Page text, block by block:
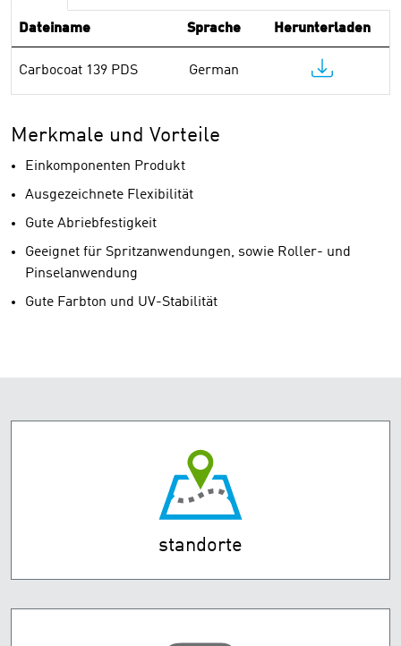
Dateiname Sprache Herunterladen
Carbocoat 139 PDS German
Merkmale und Vorteile
Einkomponenten Produkt
Ausgezeichnete Flexibilität
Gute Abriebfestigkeit
Geeignet für Spritzanwendungen, sowie Roller- und
Pinselanwendung
Gute Farbton und UV-Stabilität
standorte